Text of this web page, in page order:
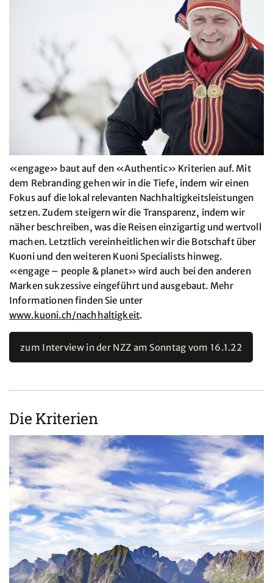
«engage» baut auf den «Authentic» Kriterien auf. Mit
dem Rebranding gehen wir in die Tiefe, indem wir einen
Fokus auf die lokal relevanten Nachhaltigkeitsleistungen
setzen. Zudem steigern wir die Transparenz, indem wir
näher beschreiben, was die Reisen einzigartig und wertvoll
machen. Letztlich vereinheitlichen wir die Botschaft über
Kuoni und den weiteren Kuoni Specialists hinweg.
«engage – people & planet» wird auch bei den anderen
Marken sukzessive eingeführt und ausgebaut. Mehr
Informationen finden Sie unter
www.kuoni.ch/nachhaltigkeit.
zum Interview in der NZZ am Sonntag vom 16.1.22
Die Kriterien